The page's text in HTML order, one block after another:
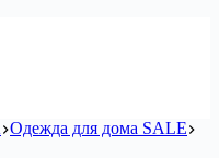
Одежда для дома SALE